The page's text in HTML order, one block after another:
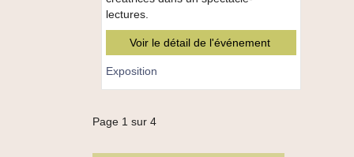
lectures.
Voir le détail de l'événement
Exposition
Page 1 sur 4